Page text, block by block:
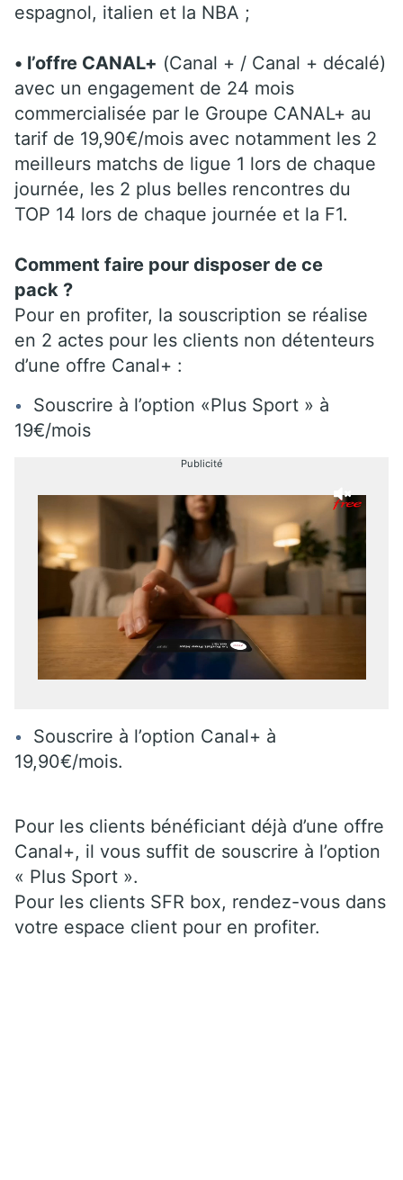
espagnol, italien et la NBA ;
• l’offre CANAL+ (Canal + / Canal + décalé)
avec un engagement de 24 mois
commercialisée par le Groupe CANAL+ au
tarif de 19,90€/mois avec notamment les 2
meilleurs matchs de ligue 1 lors de chaque
journée, les 2 plus belles rencontres du
TOP 14 lors de chaque journée et la F1.
Comment faire pour disposer de ce
pack ?
Pour en profiter, la souscription se réalise
en 2 actes pour les clients non détenteurs
d’une offre Canal+ :
Souscrire à l’option «Plus Sport » à
19€/mois
Publicité
Souscrire à l’option Canal+ à
19,90€/mois.
Pour les clients bénéficiant déjà d’une offre
Canal+, il vous suffit de souscrire à l’option
« Plus Sport ».
Pour les clients SFR box, rendez-vous dans
votre espace client pour en profiter.